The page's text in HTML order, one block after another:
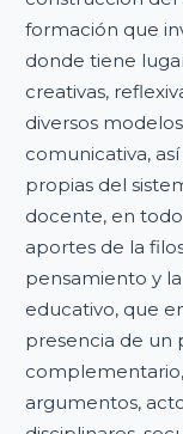
formación que
donde tiene
creativas,
diversos
comunicativa,
propias del
docente, en
aportes de la
pensamiento y
educativo, que
presencia de un
argumentos,